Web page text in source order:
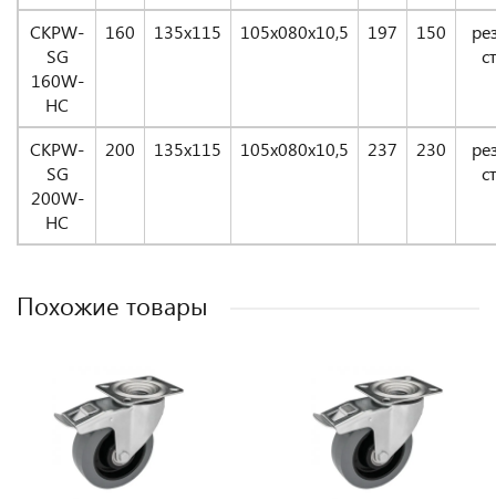
CKPW-
SG
160W-
НС
160 135x115 105x080x10,5 197 150
CKPW-
SG
200W-
НС
200 135x115 105x080x10,5 237 230
Похожие товары